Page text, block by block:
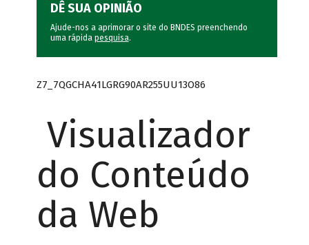
DÊ SUA OPINIÃO
Ajude-nos a aprimorar o site do BNDES preenchendo
uma rápida pesquisa.
Z7_7QGCHA41LGRG90AR255UU13O86
Visualizador
do Conteúdo
da Web